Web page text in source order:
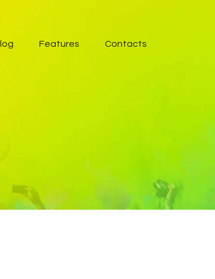
Features Contacts